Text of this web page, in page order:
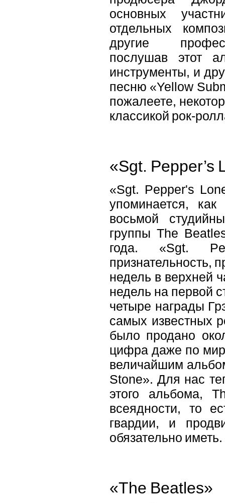
основных
отдельных
другие
послушав этот
инструменты, и
песню «Yellow
пожалеете,
классикой рок-
«Sgt. Pepper’s
«Sgt. Pepper's
упоминается,
восьмой
группы The
года. «Sgt.
признательность,
недель в верхней
недель на первой
четыре награды
самых известных
было продано
цифра даже по
величайшим
Stone». Для нас
этого альбома,
всеядности, то
гвардии, и
обязательно иметь.
«The Beatles»